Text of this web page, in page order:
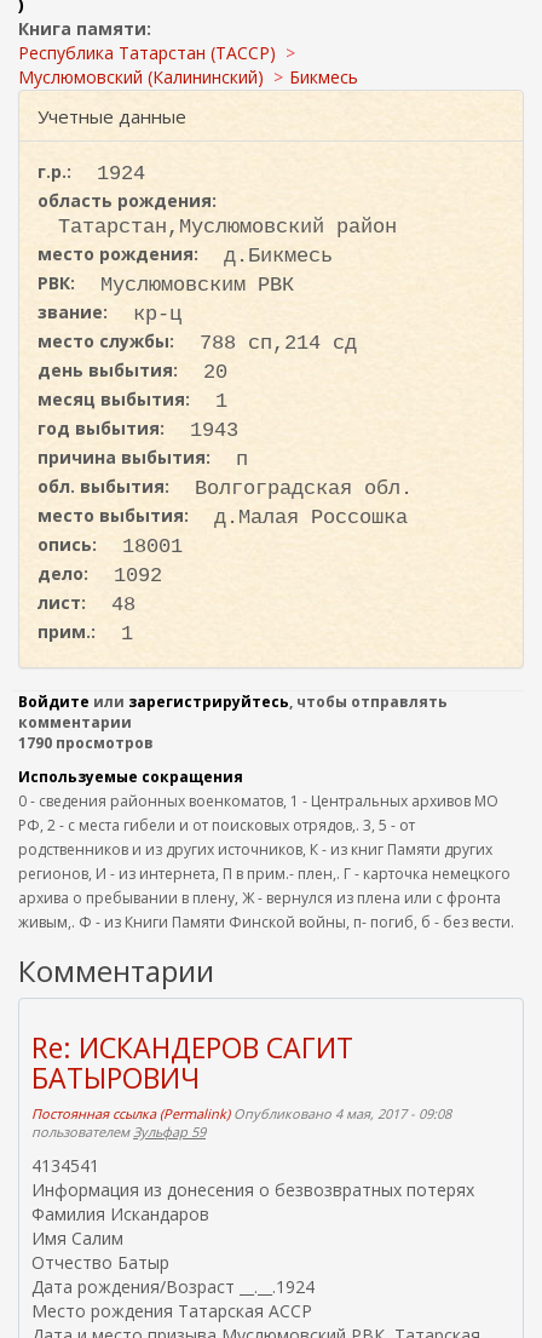
и
с
к
Книга памяти:
Республика Татарстан (ТАССР)
Муслюмовский (Калининский)
Бикмесь
Учетные данные
г.р.:
1924
область рождения:
Татарстан,Муслюмовский район
место рождения:
д.Бикмесь
РВК:
Муслюмовским РВК
звание:
кр-ц
место службы:
788 сп,214 сд
день выбытия:
20
месяц выбытия:
1
год выбытия:
1943
причина выбытия:
п
обл. выбытия:
Волгоградская обл.
место выбытия:
д.Малая Россошка
опись:
18001
дело:
1092
лист:
48
прим.:
1
Войдите или зарегистрируйтесь, чтобы отправлять
комментарии
1790 просмотров
Используемые сокращения
0 - сведения районных военкоматов, 1 - Центральных архивов МО
РФ, 2 - с места гибели и от поисковых отрядов,. 3, 5 - от
родственников и из других источников, К - из книг Памяти других
регионов, И - из интернета, П в прим.- плен,. Г - карточка немецкого
архива о пребывании в плену, Ж - вернулся из плена или с фронта
живым,. Ф - из Книги Памяти Финской войны, п- погиб, б - без вести.
Комментарии
Re: ИСКАНДЕРОВ САГИТ
БАТЫРОВИЧ
Постоянная ссылка (Permalink)Опубликовано 4 мая, 2017 - 09:08
пользователемЗульфар 59
4134541
Информация из донесения о безвозвратных потерях
Фамилия Искандаров
Имя Салим
Отчество Батыр
Дата рождения/Возраст __.__.1924
Место рождения Татарская АССР